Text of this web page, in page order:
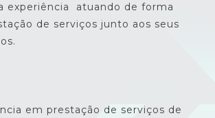
experiência atuando de forma
de serviços junto aos seus
em prestação de serviços de